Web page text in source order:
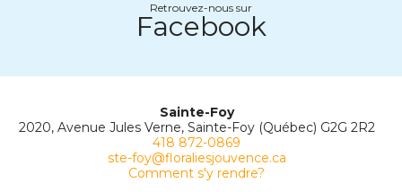
Retrouvez-nous sur
Facebook
Sainte-Foy
2020, Avenue Jules Verne, Sainte-Foy (Québec) G2G 2R2
418 872-0869
ste-foy@floraliesjouvence.ca
Comment s'y rendre?